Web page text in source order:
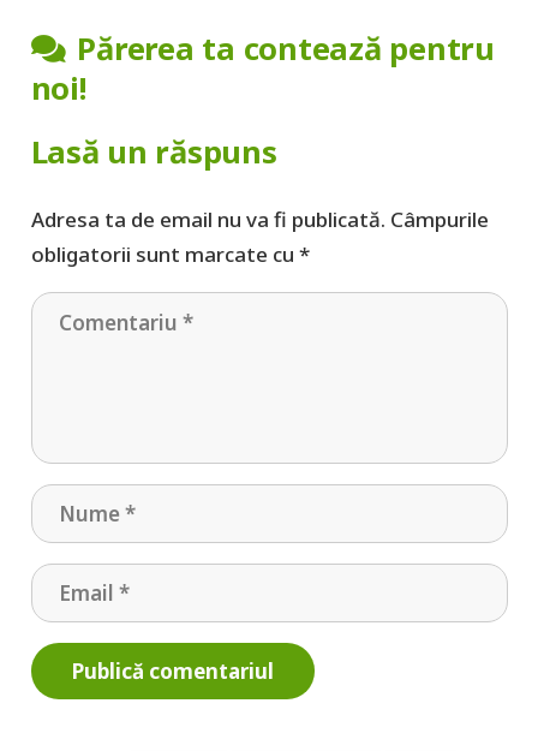
Părerea ta contează pentru
noi!
Lasă un răspuns
Adresa ta de email nu va fi publicată. Câmpurile
obligatorii sunt marcate cu *
Publică comentariul